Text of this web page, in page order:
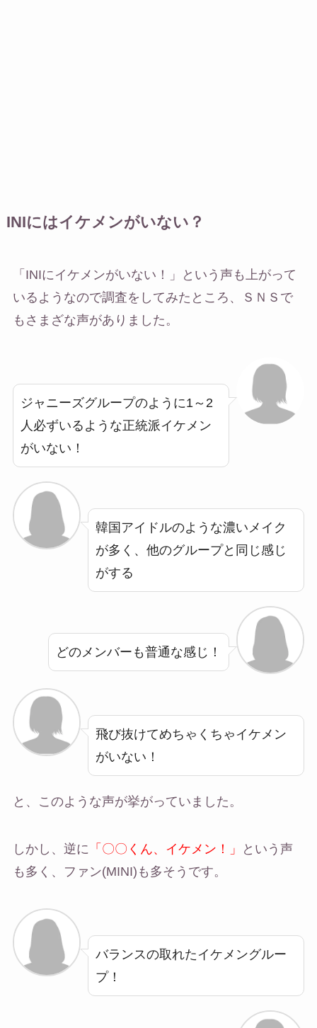
INIにはイケメンがいない？
「INIにイケメンがいない！」という声も上がって
いるようなので調査をしてみたところ、ＳＮＳで
もさまざな声がありました。
ジャニーズグループのように1～2
人必ずいるような正統派イケメン
がいない！
韓国アイドルのような濃いメイク
が多く、他のグループと同じ感じ
がする
どのメンバーも普通な感じ！
飛び抜けてめちゃくちゃイケメン
がいない！
と、このような声が挙がっていました。
しかし、逆に 「〇〇くん、イケメン！」
という声
も多く、ファン(MINI)も多そうです。
バランスの取れたイケメングルー
プ！